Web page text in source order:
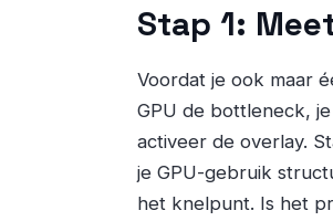
Stap 1:
Voordat je ook maar
GPU de bottleneck,
activeer de overlay.
je GPU-gebruik
het knelpunt. Is het